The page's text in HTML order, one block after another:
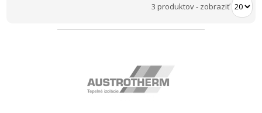
3 produktov- zobraziť